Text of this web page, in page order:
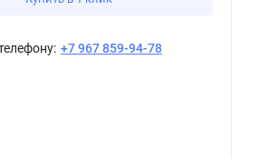
+7 967 859-94-78